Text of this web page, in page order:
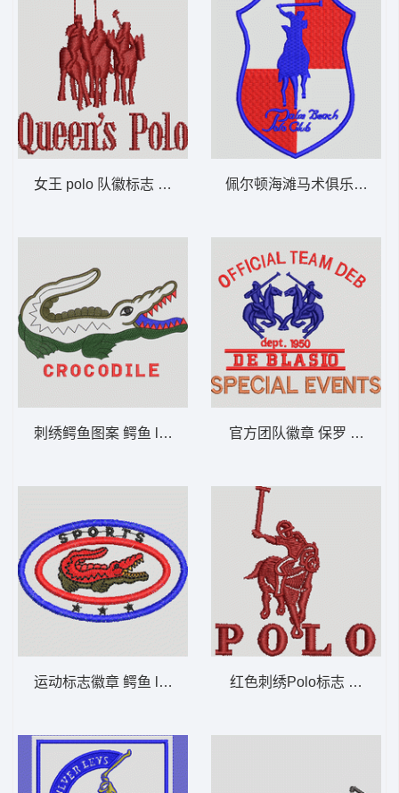
女王 polo 队徽标志 保罗 骑马 polo 男
刺绣鳄鱼图案 鳄鱼 lacoste 男
运动标志徽章 鳄鱼 lacoste 男
佩尔顿海滩马术俱乐部徽
官方团队徽章 保罗 骑马
红色刺绣Polo标志 保罗 骑